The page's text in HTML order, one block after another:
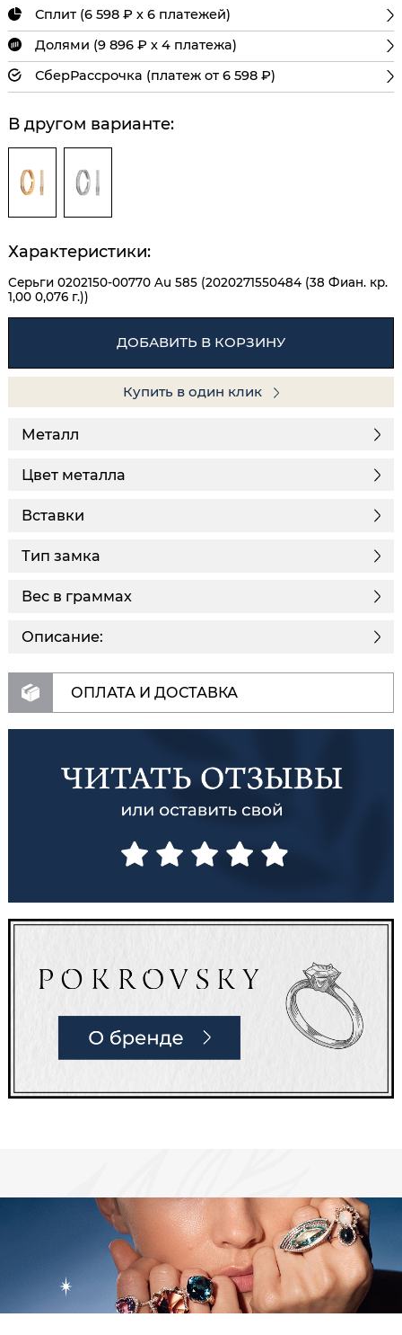
Сплит (6 598 ₽ х 6 платежей)
Долями (9 896 ₽ х 4 платежа)
СберРассрочка (платеж от 6 598 ₽)
В другом варианте:
Характеристики:
Серьги 0202150-00770 Au 585 (2020271550484 (38 Фиан. кр.
1,00 0,076 г.))
ДОБАВИТЬ В КОРЗИНУ
Купить в один клик
Металл
Цвет металла
Вставки
Тип замка
Описание:
Вес в граммах
ОПЛАТА И ДОСТАВКА